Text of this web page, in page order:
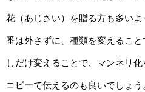
花（あじさい）を贈る方も多い
番は外さずに、種類を変えるこ
しだけ変えることで、マンネリ
コピーで伝えるのも良いでしょう